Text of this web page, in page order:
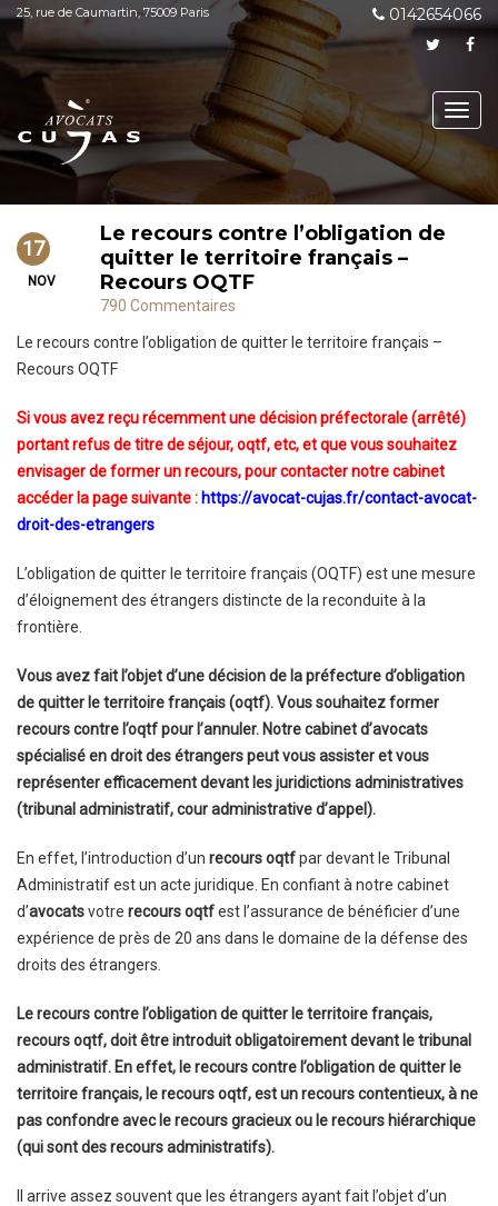
25, rue de Caumartin, 75009 Paris 0142654066
17
NOV
Le recours contre l’obligation de
quitter le territoire français –
Recours OQTF
790 Commentaires
Le recours contre l’obligation de quitter le territoire français –
Recours OQTF
Si vous avez reçu récemment une décision préfectorale (arrêté)
portant refus de titre de séjour, oqtf, etc, et que vous souhaitez
envisager de former un recours, pour contacter notre cabinet
accéder la page suivante : https://avocat-cujas.fr/contact-avocat-
droit-des-etrangers
L’obligation de quitter le territoire français (OQTF) est une mesure
d’éloignement des étrangers distincte de la reconduite à la
frontière.
Vous avez fait l’objet d’une décision de la préfecture d’obligation
de quitter le territoire français (oqtf). Vous souhaitez former
recours contre l’oqtf pour l’annuler. Notre cabinet d’avocats
spécialisé en droit des étrangers peut vous assister et vous
représenter efficacement devant les juridictions administratives
(tribunal administratif, cour administrative d’appel).
En effet, l’introduction d’un recours oqtfpar devant le Tribunal
Administratif est un acte juridique. En confiant à notre cabinet
d’avocatsvotre recours oqtfest l’assurance de bénéficier d’une
expérience de près de 20 ans dans le domaine de la défense des
droits des étrangers.
Le recours contre l’obligation de quitter le territoire français,
recours oqtf, doit être introduit obligatoirement devant le tribunal
administratif. En effet, le recours contre l’obligation de quitter le
territoire français, le recours oqtf, est un recours contentieux, à ne
pas confondre avec le recours gracieux ou le recours hiérarchique
(qui sont des recours administratifs).
Il arrive assez souvent que les étrangers ayant fait l’objet d’un